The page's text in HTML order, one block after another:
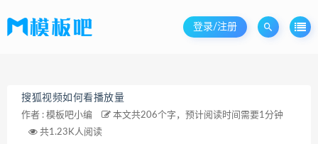
登录/注册
搜狐视频如何看播放量
作者 : 模板吧小编
本文共206个字，预计阅读时间需要1分钟
共1.23K人阅读